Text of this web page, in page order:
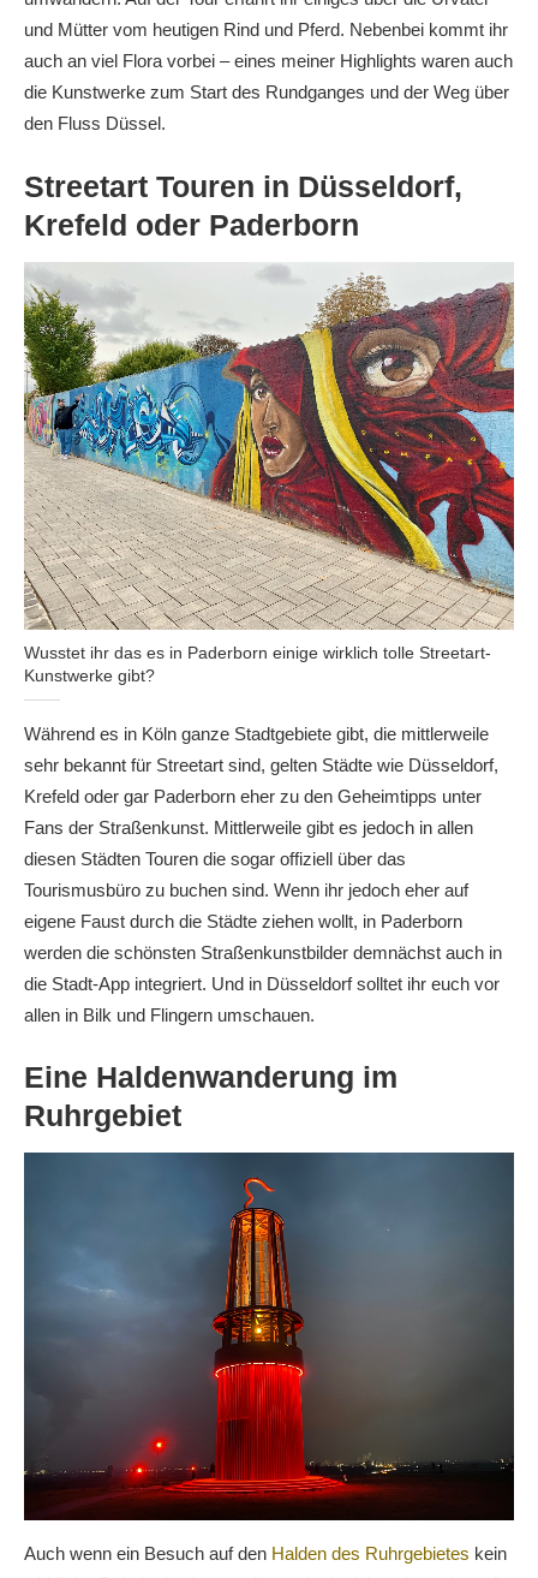
und Mütter vom heutigen Rind und Pferd. Nebenbei kommt ihr
auch an viel Flora vorbei – eines meiner Highlights waren auch
die Kunstwerke zum Start des Rundganges und der Weg über
den Fluss Düssel.
Streetart Touren in Düsseldorf,
Krefeld oder Paderborn
Wusstet ihr das es in Paderborn einige wirklich tolle Streetart-
Kunstwerke gibt?
Während es in Köln ganze Stadtgebiete gibt, die mittlerweile
sehr bekannt für Streetart sind, gelten Städte wie Düsseldorf,
Krefeld oder gar Paderborn eher zu den Geheimtipps unter
Fans der Straßenkunst. Mittlerweile gibt es jedoch in allen
diesen Städten Touren die sogar offiziell über das
Tourismusbüro zu buchen sind. Wenn ihr jedoch eher auf
eigene Faust durch die Städte ziehen wollt, in Paderborn
werden die schönsten Straßenkunstbilder demnächst auch in
die Stadt-App integriert. Und in Düsseldorf solltet ihr euch vor
allen in Bilk und Flingern umschauen.
Eine Haldenwanderung im
Ruhrgebiet
Auch wenn ein Besuch auf den Halden des Ruhrgebietes kein